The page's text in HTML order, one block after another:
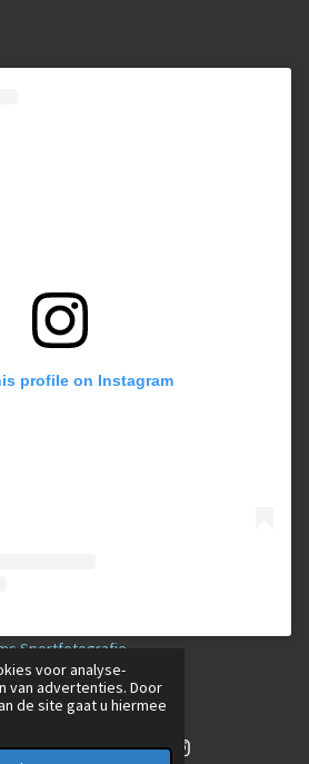
voor analyse-
van advertenties. Door
de site gaat u hiermee
profile on Instagram
Sportfotografie